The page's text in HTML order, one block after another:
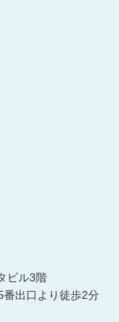
ビル3階
出口より徒歩2分